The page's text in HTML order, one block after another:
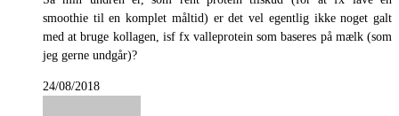
smoothie til en komplet måltid) er det vel egentlig ikke noget galt
med at bruge kollagen, isf fx valleprotein som baseres på mælk (som
jeg gerne undgår)?
24/08/2018